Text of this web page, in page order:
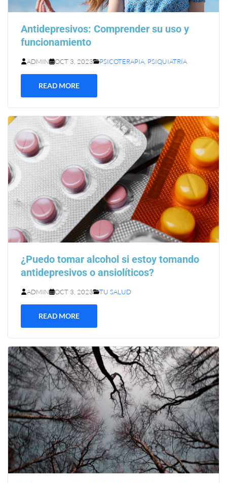
Antidepresivos: Comprender su uso y
funcionamiento
ADMIN OCT 3, 2023 PSICOTERAPIA PSIQUIATRÍA
READ MORE
¿Puedo tomar alcohol si estoy tomando
antidepresivos o ansiolíticos?
ADMIN OCT 3, 2023 TU SALUD
READ MORE